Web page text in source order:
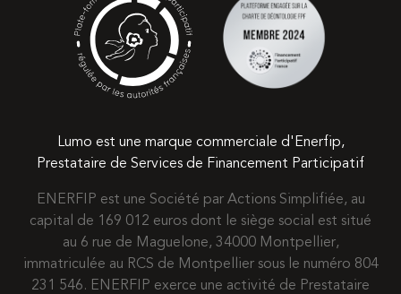
Lumo est une marque commerciale d'Enerfip,
Prestataire de Services de Financement Participatif
ENERFIP est une Société par Actions Simplifiée, au
capital de 169 012 euros dont le siège social est situé
au 6 rue de Maguelone, 34000 Montpellier,
immatriculée au RCS de Montpellier sous le numéro 804
231 546. ENERFIP exerce une activité de Prestataire